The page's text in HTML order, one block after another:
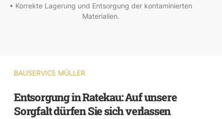
• Korrekte Lagerung und Entsorgung der kontaminierten
Materialien.
BAUSERVICE MÜLLER
Entsorgung in Ratekau: Auf unsere
Sorgfalt dürfen Sie sich verlassen